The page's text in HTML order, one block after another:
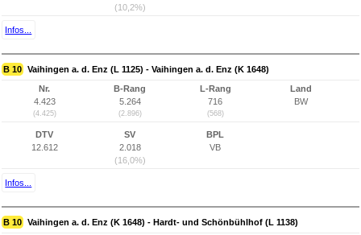
(10,2%)
Infos...
B 10 Vaihingen a. d. Enz (L 1125) - Vaihingen a. d. Enz (K 1648)
Nr.
4.423
(4.425)
B-Rang
5.264
(2.896)
L-Rang
716
(568)
Land
BW
DTV
12.612
SV
2.018
(16,0%)
BPL
VB
Infos...
B 10 Vaihingen a. d. Enz (K 1648) - Hardt- und Schönbühlhof (L 1138)